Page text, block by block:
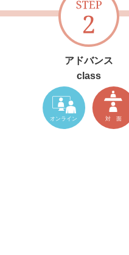
アドバンス
class